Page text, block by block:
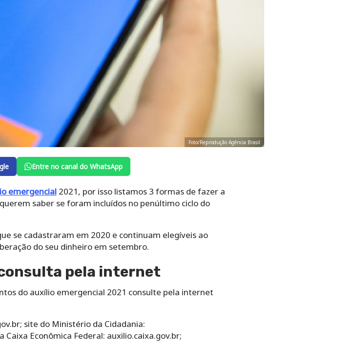
Foto/Reprodução Agência Brasil
Entre no canal do WhatsApp
emergencial2021, por isso listamos 3 formas de fazer a
saber se foram incluídos no penúltimo ciclo do
se cadastraram em 2020 e continuam elegíveis ao
do seu dinheiro em setembro.
pela internet
do auxílio emergencial 2021 consulte pela internet
site do Ministério da Cidadania:
Caixa Econômica Federal: auxilio.caixa.gov.br;